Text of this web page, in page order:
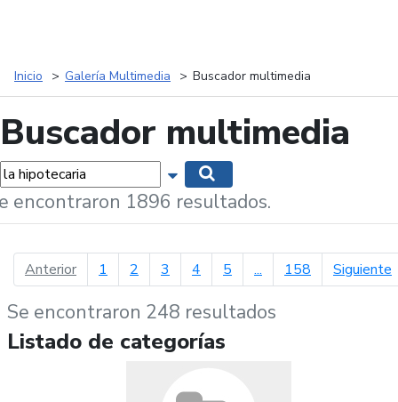
Inicio Galería Multimedia Buscador multimedia
Buscador multimedia
Mostrar opciones de búsqueda
encontraron 1896 resultados.
Anteriorpágina anterior
1 2 3 4 5 ... 158 Siguiente
Se encontraron 248 resultados
Listado de categorías